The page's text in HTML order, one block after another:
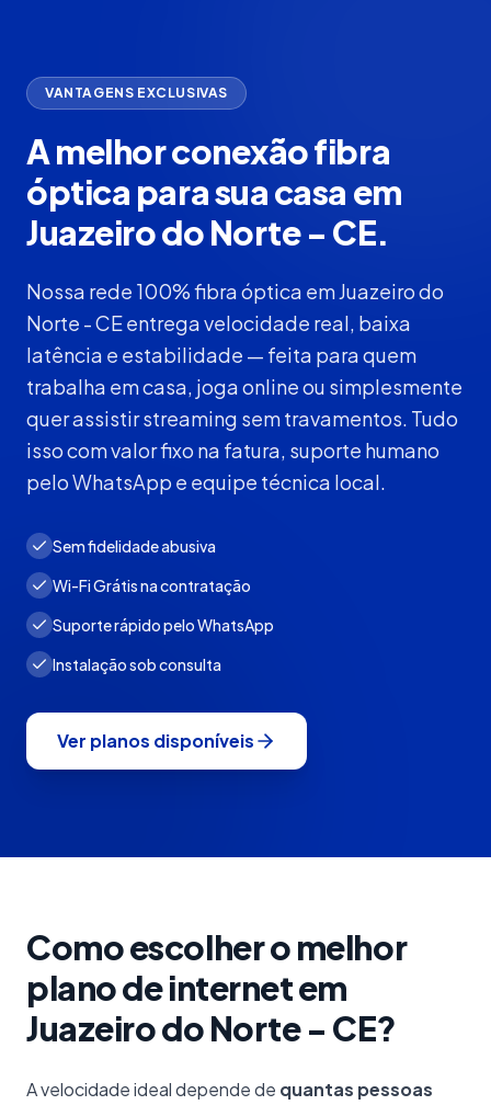
VANTAGENS EXCLUSIVAS
A melhor conexão fibra
óptica para sua casa em
Juazeiro do Norte - CE.
Nossa rede 100% fibra óptica em Juazeiro do
Norte - CE entrega velocidade real, baixa
latência e estabilidade — feita para quem
trabalha em casa, joga online ou simplesmente
quer assistir streaming sem travamentos. Tudo
isso com valor fixo na fatura, suporte humano
pelo WhatsApp e equipe técnica local.
Sem fidelidade abusiva
Wi-Fi Grátis na contratação
Suporte rápido pelo WhatsApp
Instalação sob consulta
Ver planos disponíveis
Como escolher o melhor
plano de internet em
Juazeiro do Norte - CE?
A velocidade ideal depende de quantas pessoas